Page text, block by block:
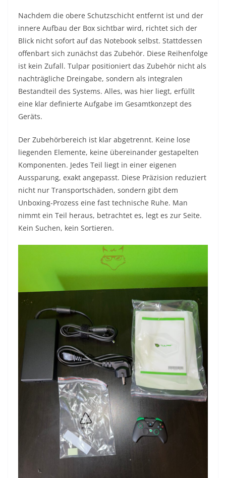
Nachdem die obere Schutzschicht entfernt ist und der
innere Aufbau der Box sichtbar wird, richtet sich der
Blick nicht sofort auf das Notebook selbst. Stattdessen
offenbart sich zunächst das Zubehör. Diese Reihenfolge
ist kein Zufall. Tulpar positioniert das Zubehör nicht als
nachträgliche Dreingabe, sondern als integralen
Bestandteil des Systems. Alles, was hier liegt, erfüllt
eine klar definierte Aufgabe im Gesamtkonzept des
Geräts.
Der Zubehörbereich ist klar abgetrennt. Keine lose
liegenden Elemente, keine übereinander gestapelten
Komponenten. Jedes Teil liegt in einer eigenen
Aussparung, exakt angepasst. Diese Präzision reduziert
nicht nur Transportschäden, sondern gibt dem
Unboxing-Prozess eine fast technische Ruhe. Man
nimmt ein Teil heraus, betrachtet es, legt es zur Seite.
Kein Suchen, kein Sortieren.